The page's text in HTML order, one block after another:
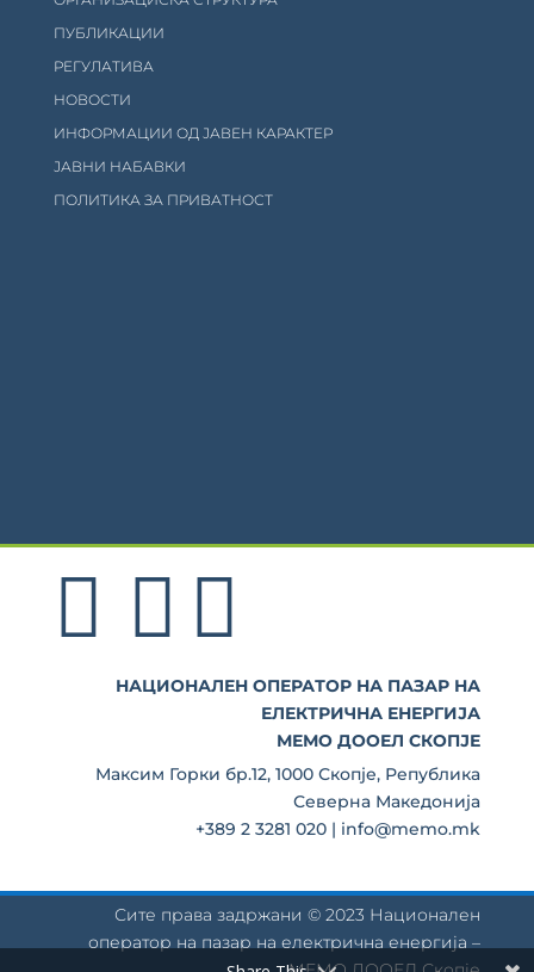
ПУБЛИКАЦИИ
РЕГУЛАТИВА
НОВОСТИ
ИНФОРМАЦИИ ОД ЈАВЕН КАРАКТЕР
ЈАВНИ НАБАВКИ
ПОЛИТИКА ЗА ПРИВАТНОСТ
НАЦИОНАЛЕН ОПЕРАТОР НА ПАЗАР НА
ЕЛЕКТРИЧНА ЕНЕРГИЈА
МЕМО ДООЕЛ СКОПЈЕ
Максим Горки бр.12, 1000 Скопје, Република
Северна Македонија
+389 2 3281 020 | info@memo.mk
Сите права задржани © 2023 Национален
оператор на пазар на електрична енергија –